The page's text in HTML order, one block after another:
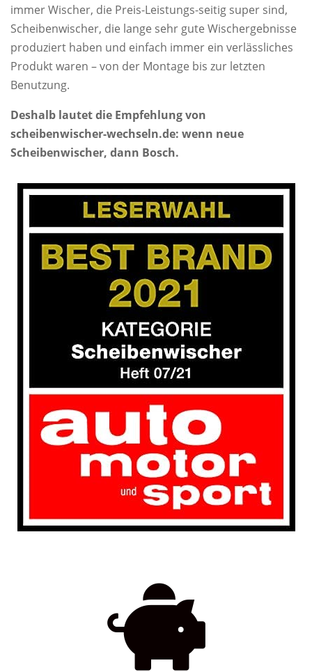
immer Wischer, die Preis-Leistungs-seitig super sind,
Scheibenwischer, die lange sehr gute Wischergebnisse
produziert haben und einfach immer ein verlässliches
Produkt waren – von der Montage bis zur letzten
Benutzung.
Deshalb lautet die Empfehlung von
scheibenwischer-wechseln.de: wenn neue
Scheibenwischer, dann Bosch.
